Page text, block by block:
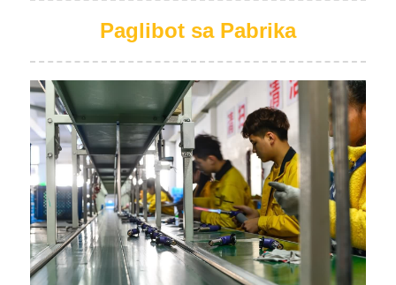
Paglibot sa Pabrika